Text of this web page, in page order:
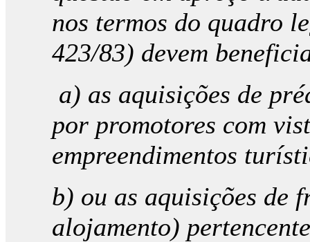
nos termos do quadro
423/83) devem
a) as aquisições de
por promotores com
empreendimentos
b) ou as aquisições de
alojamento)